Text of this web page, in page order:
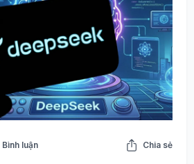
Bình luận Chia sẻ